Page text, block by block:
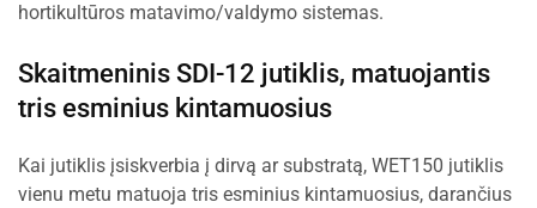
hortikultūros matavimo/valdymo sistemas.
Skaitmeninis SDI-12 jutiklis, matuojantis
tris esminius kintamuosius
Kai jutiklis įsiskverbia į dirvą ar substratą, WET150 jutiklis
vienu metu matuoja tris esminius kintamuosius, darančius